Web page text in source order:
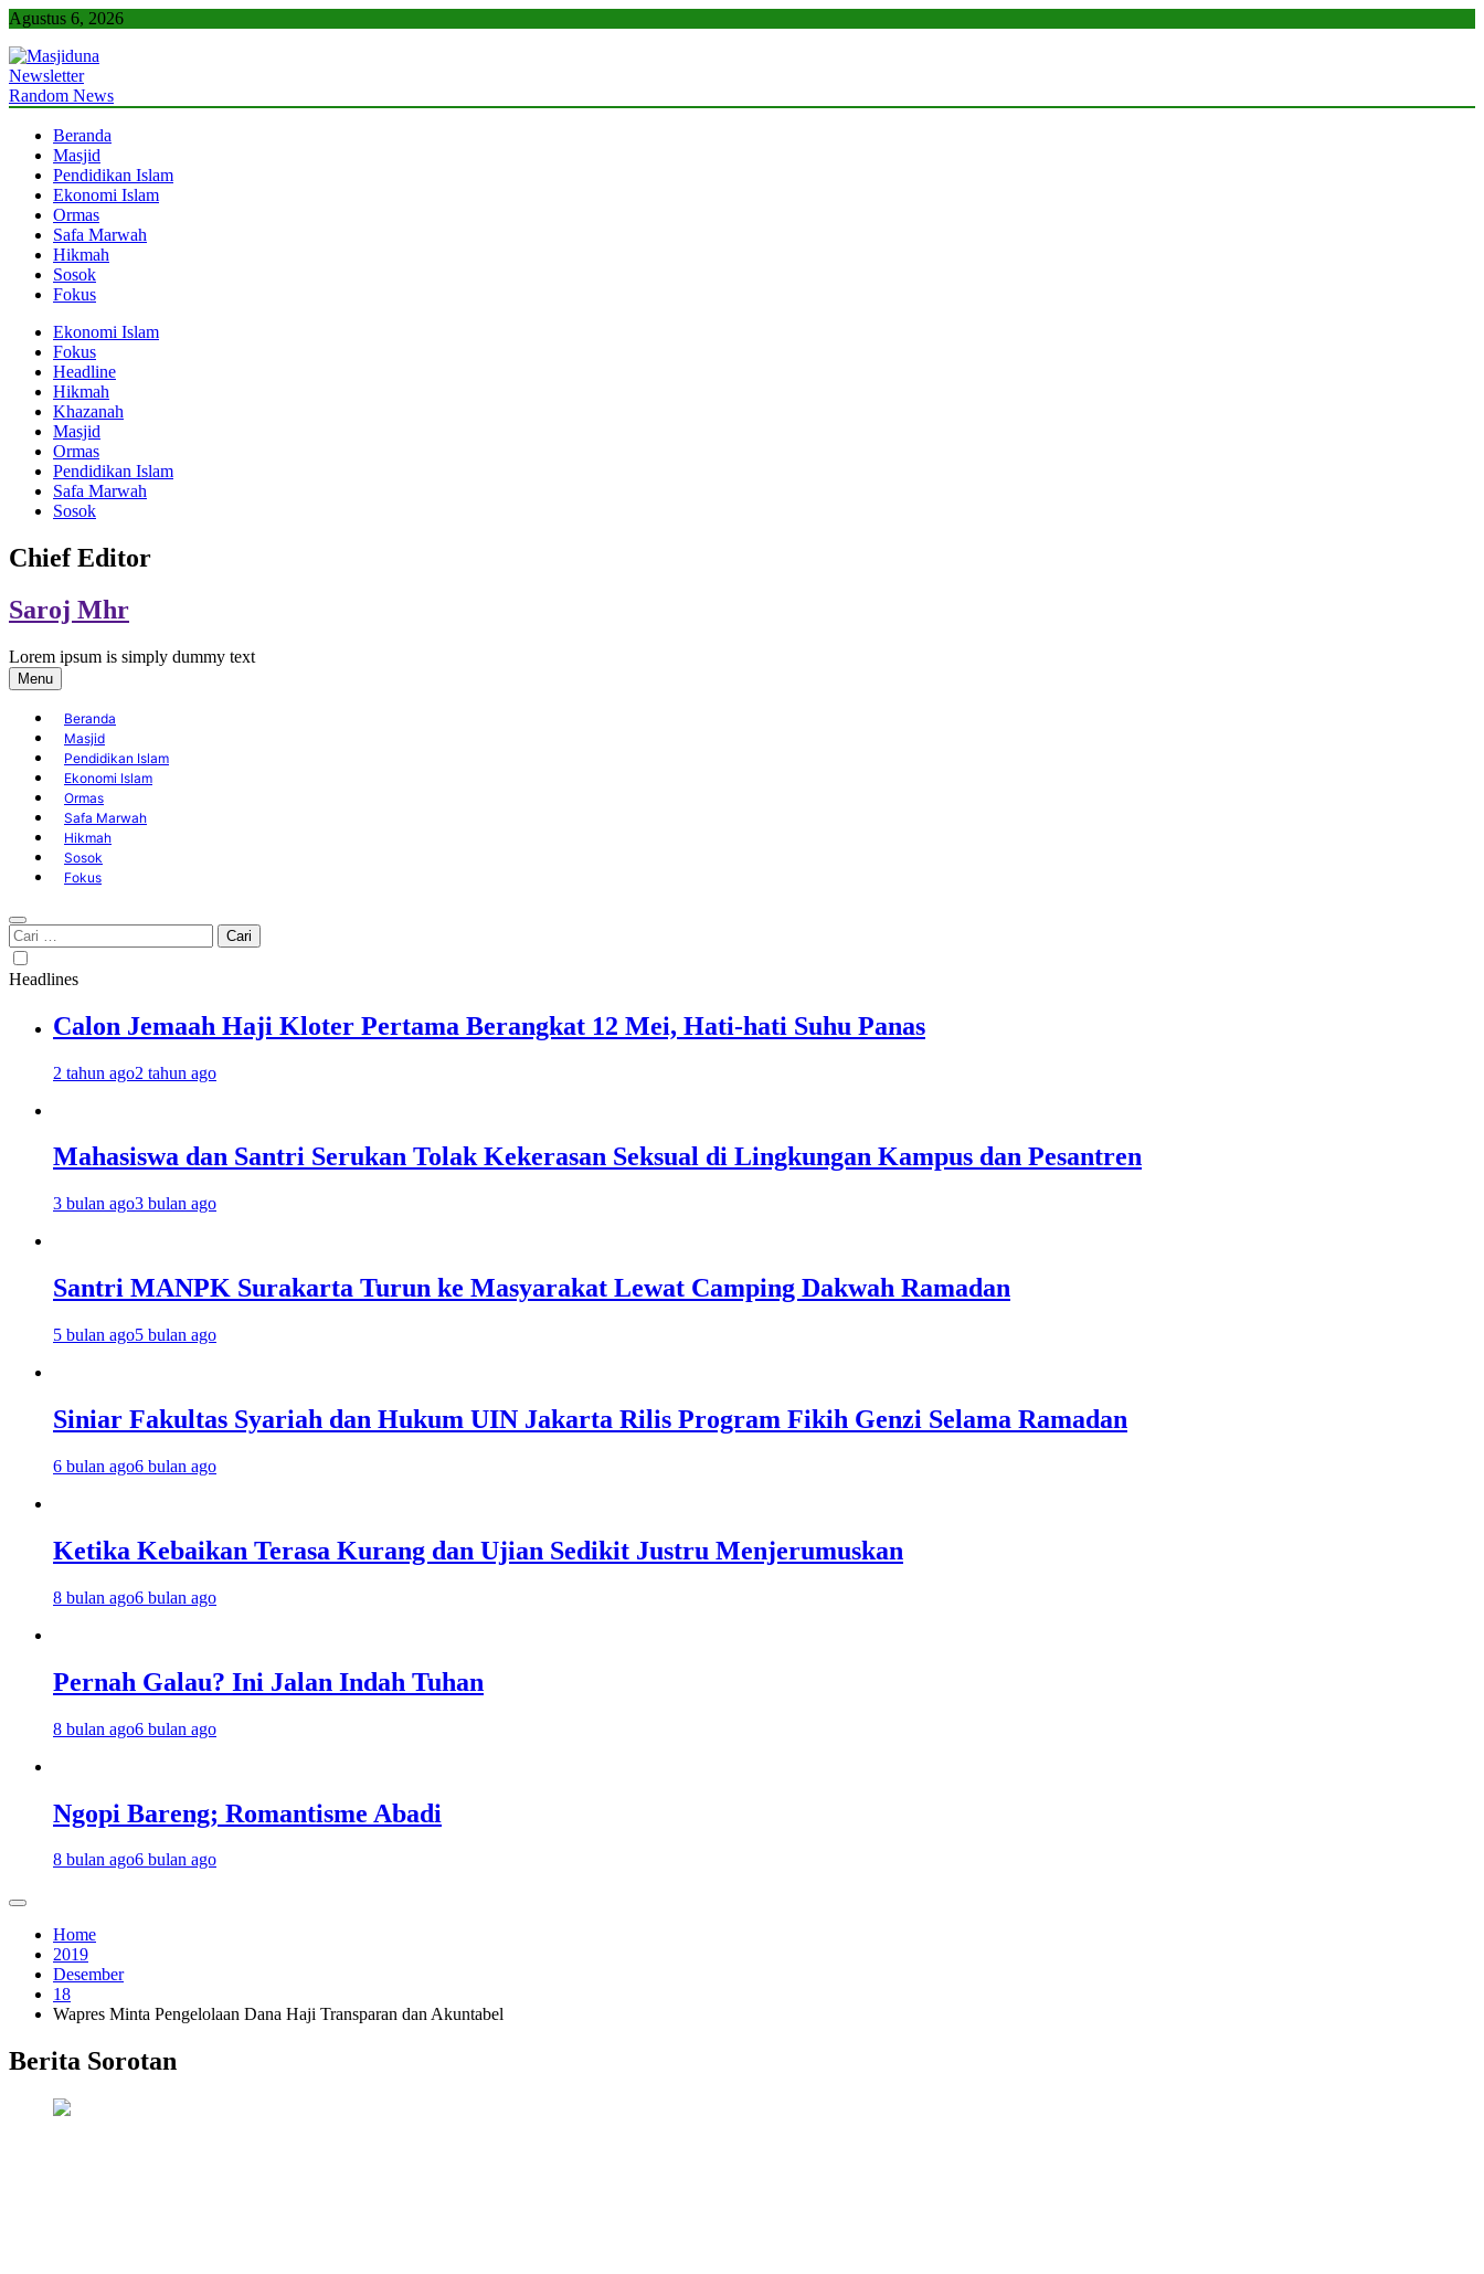
Skip
content
Agustus 6, 2026
Masjiduna
Referensi Berita Islam Indonesia
Newsletter
Random News
Beranda
Masjid
Pendidikan Islam
Ekonomi Islam
Ormas
Safa Marwah
Hikmah
Sosok
Fokus
Ekonomi Islam
Fokus
Headline
Hikmah
Khazanah
Masjid
Ormas
Pendidikan Islam
Safa Marwah
Sosok
Chief Editor
Saroj Mhr
Lorem ipsum is simply dummy text
Menu
Beranda
Masjid
Pendidikan Islam
Ekonomi Islam
Ormas
Safa Marwah
Hikmah
Sosok
Fokus
Cari
untuk:
Headlines
Calon Jemaah Haji Kloter Pertama Berangkat 12 Mei, Hati-hati Suhu Panas
2 tahun ago2 tahun ago
Mahasiswa dan Santri Serukan Tolak Kekerasan Seksual di Lingkungan Kampus dan Pesantren
3 bulan ago3 bulan ago
Santri MANPK Surakarta Turun ke Masyarakat Lewat Camping Dakwah Ramadan
5 bulan ago5 bulan ago
Siniar Fakultas Syariah dan Hukum UIN Jakarta Rilis Program Fikih Genzi Selama Ramadan
6 bulan ago6 bulan ago
Ketika Kebaikan Terasa Kurang dan Ujian Sedikit Justru Menjerumuskan
8 bulan ago6 bulan ago
Pernah Galau? Ini Jalan Indah Tuhan
8 bulan ago6 bulan ago
Ngopi Bareng; Romantisme Abadi
8 bulan ago6 bulan ago
Home
2019
Desember
18
Wapres Minta Pengelolaan Dana Haji Transparan dan Akuntabel
Berita Sorotan